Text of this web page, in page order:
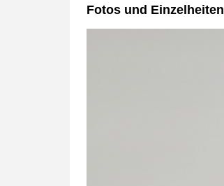
Fotos und Einzelheiten